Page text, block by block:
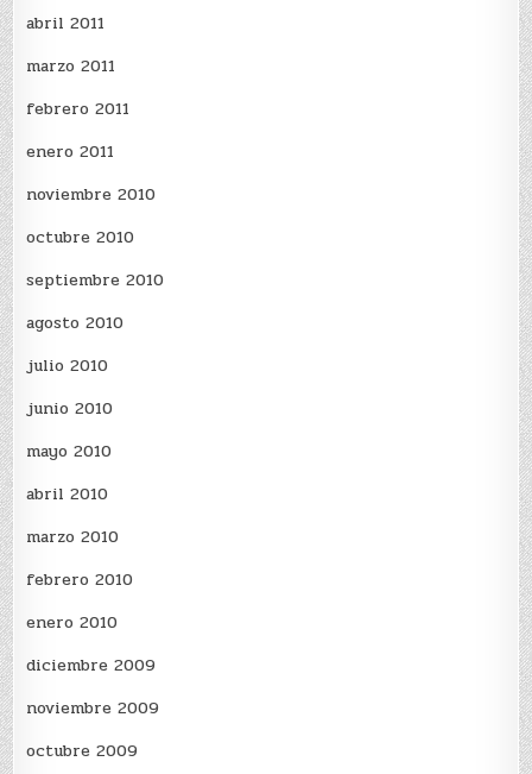
abril 2011
marzo 2011
febrero 2011
enero 2011
noviembre 2010
octubre 2010
septiembre 2010
agosto 2010
julio 2010
junio 2010
mayo 2010
abril 2010
marzo 2010
febrero 2010
enero 2010
diciembre 2009
noviembre 2009
octubre 2009